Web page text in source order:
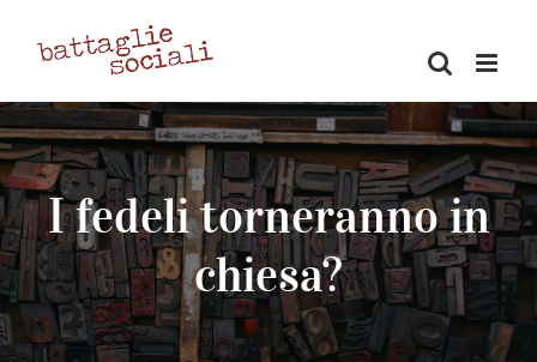
I fedeli torneranno in
chiesa?